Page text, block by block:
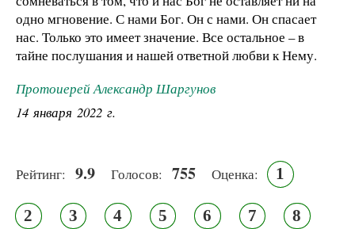
одно мгновение. С нами Бог. Он с нами. Он спасает
нас. Только это имеет значение. Все остальное – в
тайне послушания и нашей ответной любви к Нему.
Протоиерей Александр Шаргунов
14 января 2022 г.
Рейтинг: 9.9 Голосов: 755 Оценка: 1
2 3 4 5 6 7 8